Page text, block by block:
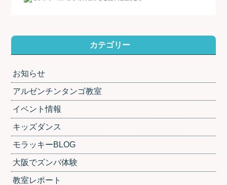
カテゴリー
お知らせ
アルゼンチンタンゴ教室
イベント情報
キッズダンス
モラッキーBLOG
大阪でズンバ体験
教室レポート